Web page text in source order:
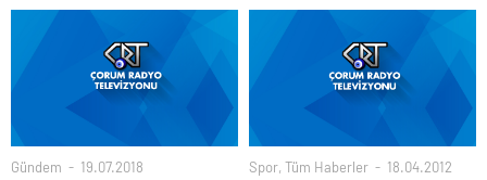
Gündem 19.07.2018 Spor, Tüm Haberler 18.04.2012